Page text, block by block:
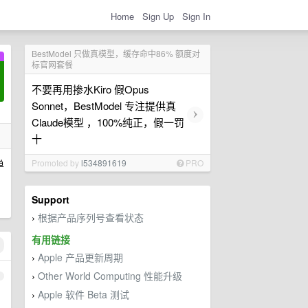
Home Sign Up Sign In
BestModel 只做真模型，缓存命中86% 额度对
标官网套餐
不要再用掺水Kiro 假Opus
Sonnet，BestModel 专注提供真
Claude模型 ，100%纯正，假一罚
十
›
Promoted byl534891619 PRO
Support
› 根据产品序列号查看状态
有用链接
› Apple 产品更新周期
› Other World Computing 性能升级
› Apple 软件 Beta 测试